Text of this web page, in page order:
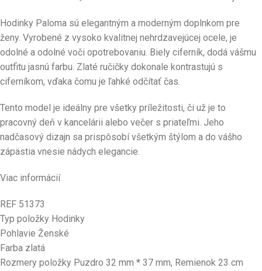
Hodinky Paloma sú elegantným a moderným doplnkom pre
ženy. Vyrobené z vysoko kvalitnej nehrdzavejúcej ocele, je
odolné a odolné voči opotrebovaniu. Biely ciferník, dodá vášmu
outfitu jasnú farbu. Zlaté ručičky dokonale kontrastujú s
ciferníkom, vďaka čomu je ľahké odčítať čas.
Tento model je ideálny pre všetky príležitosti, či už je to
pracovný deň v kancelárii alebo večer s priateľmi. Jeho
nadčasový dizajn sa prispôsobí všetkým štýlom a do vášho
zápästia vnesie nádych elegancie.
Viac informácií
REF 51373
Typ položky Hodinky
Pohlavie Ženské
Farba zlatá
Rozmery položky Puzdro 32 mm * 37 mm, Remienok 23 cm